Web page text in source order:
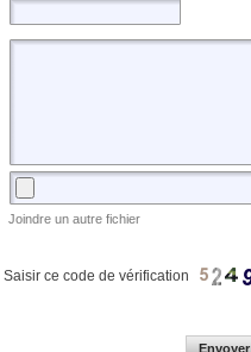
Joindre un autre fichier
Saisir ce code de vérification